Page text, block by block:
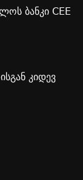
ბანკი CEE
კიდევ